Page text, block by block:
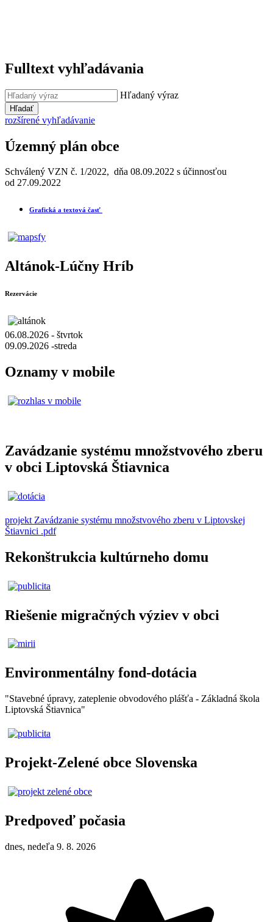
Fulltext vyhľadávania
Hľadaný výraz
Hľadať
rozšírené vyhľadávanie
Územný plán obce
Schválený VZN č. 1/2022, dňa 08.09.2022 s účinnosťou
od 27.09.2022
Grafická a textová časť
Altánok-Lúčny Hríb
Rezervácie
06.08.2026 - štvrtok
09.09.2026 -streda
Oznamy v mobile
Zavádzanie systému množstvového zberu
v obci Liptovská Štiavnica
projekt Zavádzanie systému množstvového zberu v Liptovskej
Štiavnici .pdf
Rekonštrukcia kultúrneho domu
Riešenie migračných výziev v obci
Environmentálny fond-dotácia
"Stavebné úpravy, zateplenie obvodového plášťa - Základná škola
Liptovská Štiavnica"
Projekt-Zelené obce Slovenska
Predpoveď počasia
dnes, nedeľa 9. 8. 2026